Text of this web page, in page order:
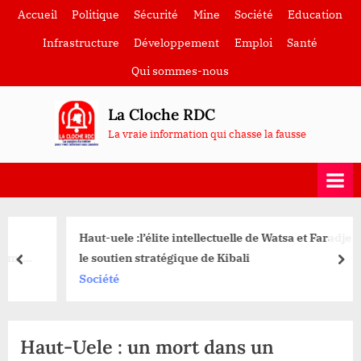
SkipAccueil Politique Sécurité Mine Société
Education
Infrastructure
Développement Emploi
Santé
Qui sommes-nous
La Cloche RDC
La vraie information qui chasse la fausse
Haut-uele :l’élite intellectuelle de Watsa et Faradje reçoit
le soutien stratégique de Kibali
Société
prev
Haut-Uele : un mort dans un